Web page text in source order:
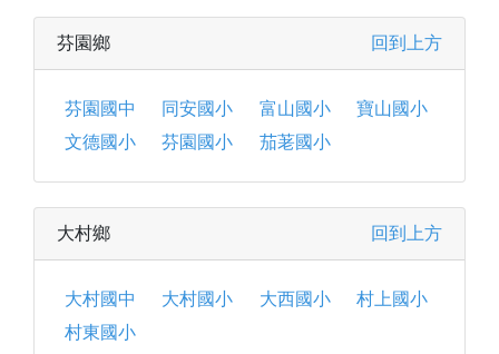
回到上方
芬園鄉
芬園國中 同安國小 富山國小
寶山國小
文德國小
芬園國小 茄荖國小
回到上方
大村鄉
大村國中 大村國小 大西國小
村上國小
村東國小